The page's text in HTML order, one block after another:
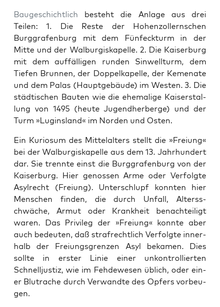
Baugeschichtlich beste­ht die Anlage aus drei
Teilen: 1. Die Reste der Hohen­zollern­schen
Burggrafen­burg mit dem Fün­feck­turm in der
Mitte und der Wal­bur­giskapelle. 2. Die Kaiser­burg
mit dem auf­fäl­li­gen run­den Sin­well­turm, dem
Tiefen Brun­nen, der Dop­pelka­pelle, der Keme­nate
und dem Palas (Haupt­ge­bäude) im West­en. 3. Die
städtis­chen Baut­en wie die ehe­ma­lige Kaiser­stal­
lung von 1495 (heute Jugend­her­berge) und der
Turm »Lug­ins­land« im Nor­den und Osten.
Ein Kurio­sum des Mit­te­lal­ters stellt die »Freiung«
bei der Wal­bur­giskapelle aus dem 13. Jahrhun­dert
dar. Sie tren­nte einst die Burggrafen­burg von der
Kaiser­burg. Hier genossen Arme oder Ver­fol­gte
Asyl­recht (Freiung). Unter­schlupf kon­nten hier
Men­schen find­en, die durch Unfall, Alterss­
chwäche, Armut oder Krankheit benachteiligt
waren. Das Priv­i­leg der »Freiung« kon­nte aber
auch bedeuten, daß strafrechtlich Ver­fol­gte inner­
halb der Freiungs­gren­zen Asyl beka­men. Dies
sollte in erster Lin­ie ein­er unkon­trol­lierten
Schnelljus­tiz, wie im Fehdewe­sen üblich, oder ein­
er Blu­tra­che durch Ver­wandte des Opfers vor­beu­
gen.